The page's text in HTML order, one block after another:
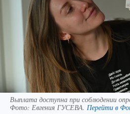
Выплата доступна при соблюдении
Фото: Евгения ГУСЕВА. Перейти в